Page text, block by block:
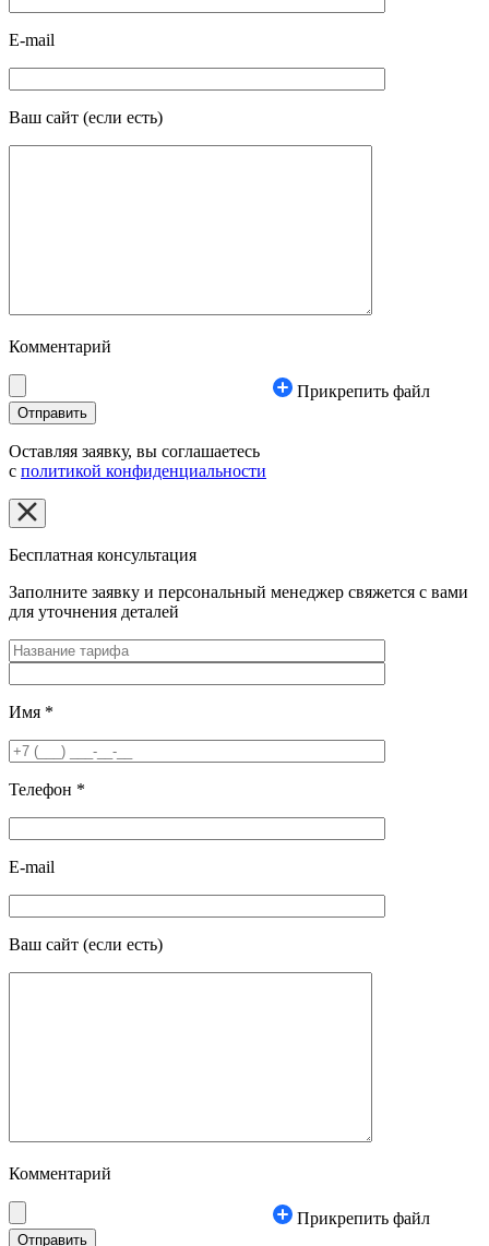
E-mail
Ваш сайт (если есть)
Комментарий
Прикрепить файл
Оставляя заявку, вы соглашаетесь
с политикой конфиденциальности
Бесплатная консультация
Заполните заявку и персональный менеджер свяжется с вами
для уточнения деталей
Имя *
Телефон *
E-mail
Ваш сайт (если есть)
Комментарий
Прикрепить файл